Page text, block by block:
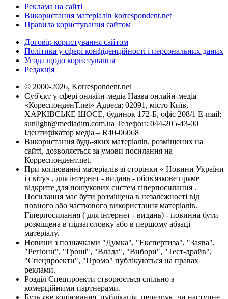
Реклама на сайті
Використання матеріалів korrespondent.net
Правила користування сайтом
Договір користування сайтом
Політика у сфері конфіденційності і персональних даних
Угода щодо користування
Редакція
© 2000-2026, Korrespondent.net
Суб'єкт у сфері онлайн-медіа Назва онлайн-медіа –
«КореспонденТ.net» Адреса: 02091, місто Київ,
ХАРКІВСЬКЕ ШОСЕ, будинок 172-Б, офіс 208/1 E-mail:
sunlight@mediadim.com.ua Телефон: 044-205-43-00
Ідентифікатор медіа – R40-06068
Використання будь-яких матеріалів, розміщених на
сайті, дозволяється за умови посилання на
Корреспондент.net.
При копіюванні матеріалів зі сторінки « Новини України
і світу» , для інтернет - видань - обов'язкове пряме
відкрите для пошукових систем гіперпосилання .
Посилання має бути розміщена в незалежності від
повного або часткового використання матеріалів.
Гіперпосилання ( для інтернет - видань) - повинна бути
розміщена в підзаголовку або в першому абзаці
матеріалу.
Новини з позначками "Думка", "Експертиза", "Заява",
"Регіони", "Гроші", "Влада", "Вибори", "Тест-драйв",
"Спецпроекти", "Промо" публікуються на правах
реклами.
Розділ Спецпроекти створюється спільно з
комерційними партнерами.
Будь яке копіювання, публікація, передрук, чи наступне